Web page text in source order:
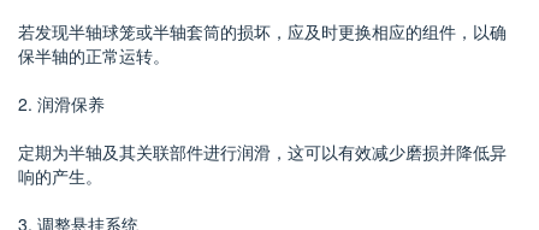
若发现半轴球笼或半轴套筒的损坏，应及时更换相应的组件，以确
保半轴的正常运转。
2. 润滑保养
定期为半轴及其关联部件进行润滑，这可以有效减少磨损并降低异
响的产生。
3. 调整悬挂系统